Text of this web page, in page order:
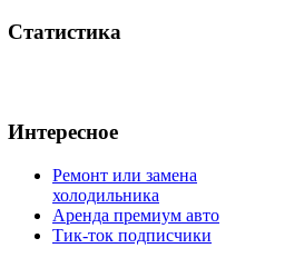
Статистика
Интересное
Ремонт или замена
холодильника
Аренда премиум авто
Тик-ток подписчики